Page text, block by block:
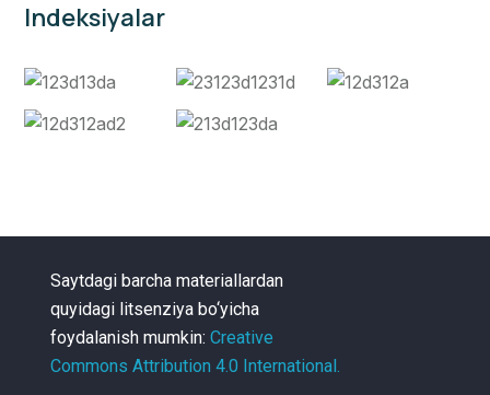
Indeksiyalar
Saytdagi barcha materiallardan
quyidagi litsenziya bo‘yicha
foydalanish mumkin: Creative
Commons Attribution 4.0 International.